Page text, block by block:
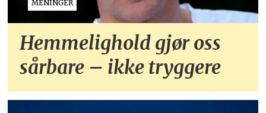
MENINGER
Hemmelighold gjør oss
sårbare – ikke tryggere